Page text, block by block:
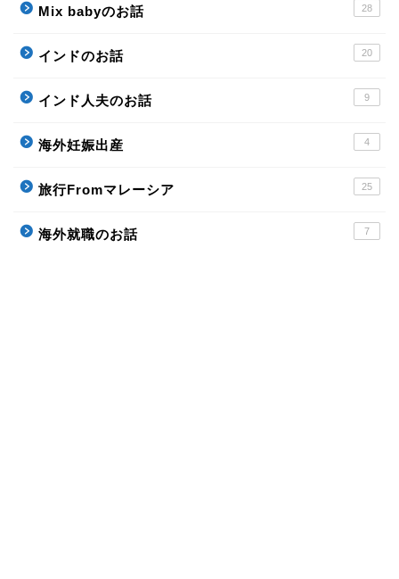
Mix babyのお話 28
インドのお話 20
インド人夫のお話 9
海外妊娠出産 4
旅行Fromマレーシア 25
海外就職のお話 7